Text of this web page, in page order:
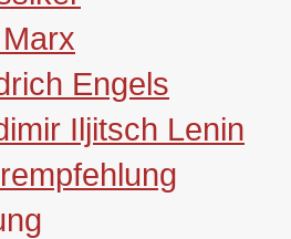
Engels
Iljitsch Lenin